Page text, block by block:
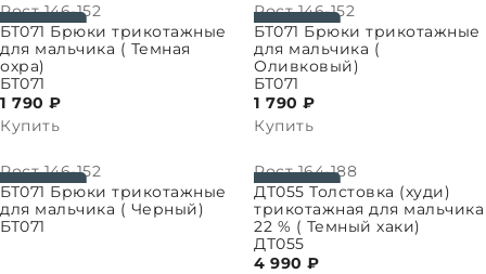
Рост 146-152
БТ071 Брюки трикотажные
для мальчика ( Темная
охра)
БТ071
1 790 ₽
Купить
Рост 146-152
ВЫБРАТЬ ПАРАМЕТРЫБТ071 Брюки трикотажные
для мальчика (
Оливковый)
БТ071
1 790 ₽
Купить
Рост 146-152
БТ071 Брюки трикотажные
для мальчика ( Черный)
БТ071
Рост 164-188
ВЫБРАТЬ ПАРАМЕТРЫДТ055 Толстовка (худи)
трикотажная для мальчика
22 % ( Темный хаки)
ДТ055
4 990 ₽